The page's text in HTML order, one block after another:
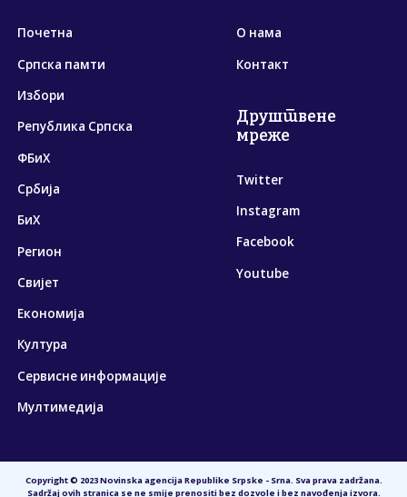
Почетна
Српска памти
Избори
Република Српска
ФБиХ
Србија
БиХ
Регион
Свијет
Економија
Култура
Сервисне информације
Мултимедија
О нама
Контакт
Друштвене
мреже
Twitter
Instagram
Facebook
Youtube
Copyright © 2023 Novinska agencija Republike Srpske - Srna. Sva prava zadržana.
Sadržaj ovih stranica se ne smije prenositi bez dozvole i bez navođenja izvora.